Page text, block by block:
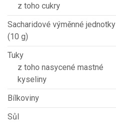
z toho cukry
Sacharidové výměnné jednotky
(10 g)
Tuky
z toho nasycené mastné
kyseliny
Bílkoviny
Sůl